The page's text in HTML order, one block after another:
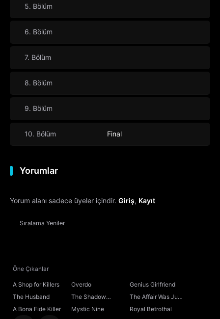
5. Bölüm
6. Bölüm
7. Bölüm
8. Bölüm
9. Bölüm
10. Bölüm Final
Yorumlar
Yorum alanı sadece üyeler içindir. Giriş, Kayıt
Sıralama Yeniler
Öne Çıkanlar
A Shop for Killers Overdo
Genius Girlfriend
The Husband
The Shadow
Sovereign
The Affair Was Just
the Beginning
A Bona Fide Killer Mystic Nine Royal Betrothal